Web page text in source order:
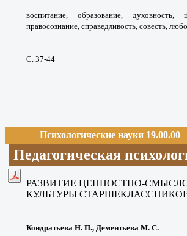
воспитание, образование, духовность,
правосознание, справедливость, совесть,
С. 37-44
Психологические науки 19.00.00
Педагогическая
РАЗВИТИЕ ЦЕННОСТНО-
КУЛЬТУРЫ
Кондратьева Н. П., Дементьева М. С.